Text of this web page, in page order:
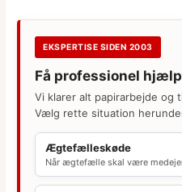
EKSPERTISE SIDEN 2003
Få professionel
Vi klarer alt papirarbejde og
Vælg rette situation
Ægtefælleskøde
Når ægtefælle skal være